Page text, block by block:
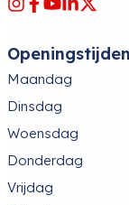
Openingstijden
Maandag
Dinsdag
Woensdag
Donderdag
Vrijdag